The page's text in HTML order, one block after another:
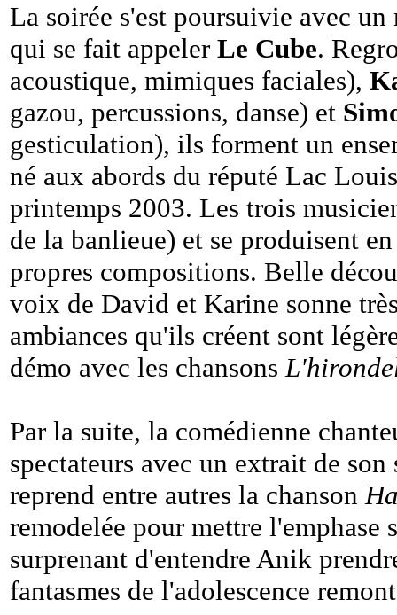
La soirée s'est poursuivie avec
qui se fait appeler Le Cube.
acoustique, mimiques faciales),
gazou, percussions, danse) et
gesticulation), ils forment un
né aux abords du réputé Lac
printemps 2003. Les trois
de la banlieue) et se produisent
propres compositions. Belle
voix de David et Karine sonne
ambiances qu'ils créent sont
démo avec les chansons
Par la suite, la comédienne
spectateurs avec un extrait de
reprend entre autres la chanson
remodelée pour mettre
surprenant d'entendre Anik
fantasmes de l'adolescence